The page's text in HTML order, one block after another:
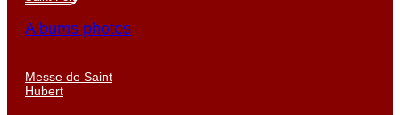
Albums photos
Messe de Saint
Hubert